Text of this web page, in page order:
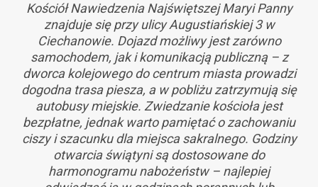
Kościół Nawiedzenia Najświętszej Maryi Panny
znajduje się przy ulicy Augustiańskiej 3 w
Ciechanowie. Dojazd możliwy jest zarówno
samochodem, jak i komunikacją publiczną – z
dworca kolejowego do centrum miasta prowadzi
dogodna trasa piesza, a w pobliżu zatrzymują się
autobusy miejskie. Zwiedzanie kościoła jest
bezpłatne, jednak warto pamiętać o zachowaniu
ciszy i szacunku dla miejsca sakralnego. Godziny
otwarcia świątyni są dostosowane do
harmonogramu nabożeństw – najlepiej